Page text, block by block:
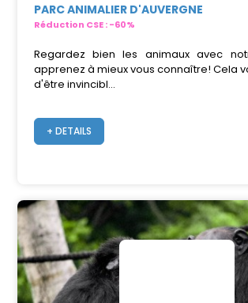
PARC ANIMALIER D'AUVERGNE
Réduction CSE : -60%
Regardez bien les animaux avec
apprenez à mieux vous connaître! Cela
d'être invincibl...
+ DETAILS